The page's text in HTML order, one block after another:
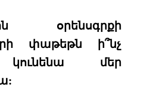
օրենսգրքի
փաթեթն ի՞նչ
կունենա մեր